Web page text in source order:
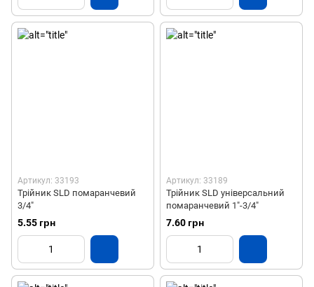
Артикул: 33193
Трійник SLD помаранчевий
3/4"
5.55 грн
Артикул: 33189
Трійник SLD універсальний
помаранчевий 1"-3/4"
7.60 грн